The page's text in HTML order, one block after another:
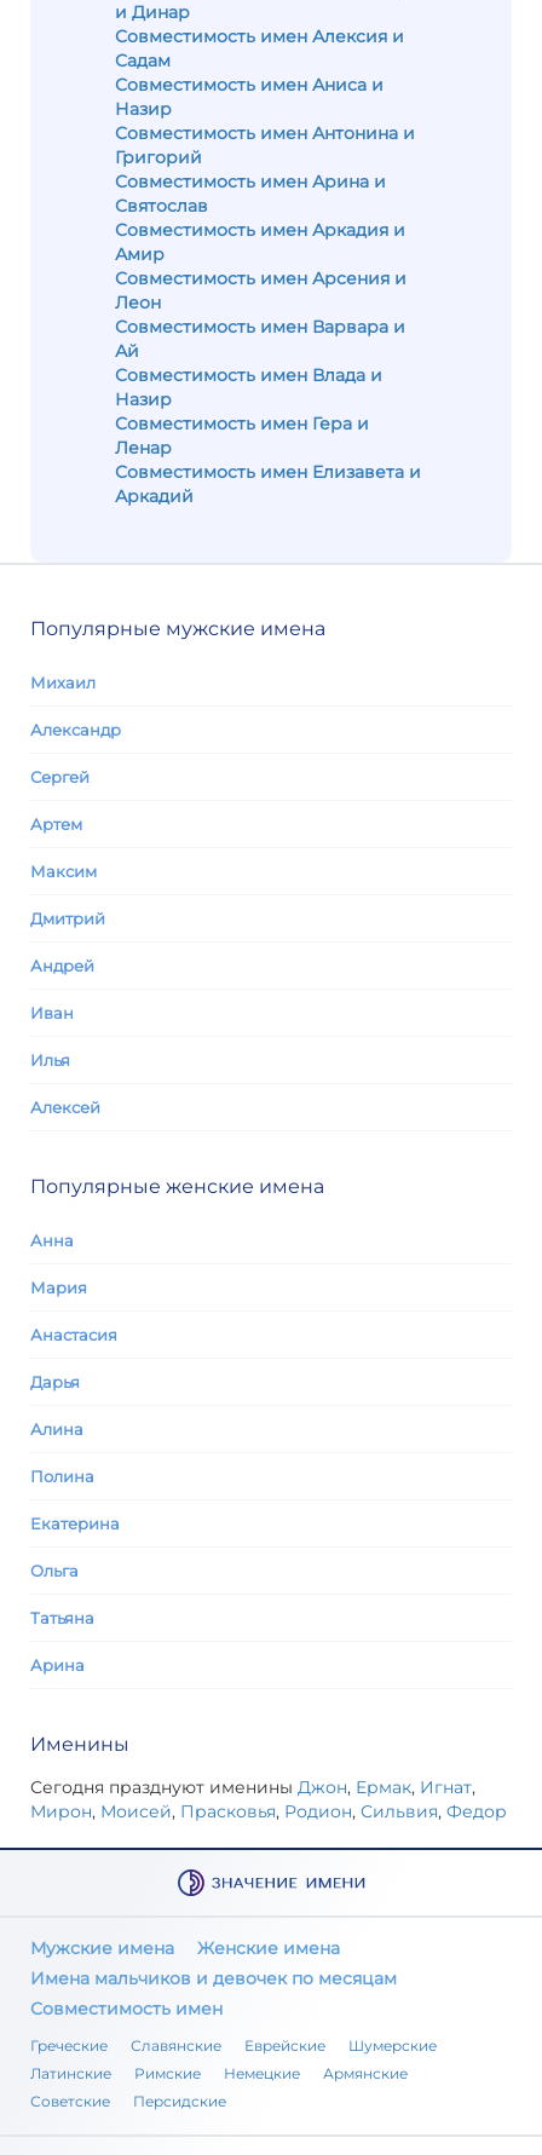
и Динар
Совместимость имен Алексия и
Садам
Совместимость имен Аниса и
Назир
Совместимость имен Антонина и
Григорий
Совместимость имен Арина и
Святослав
Совместимость имен Аркадия и
Амир
Совместимость имен Арсения и
Леон
Совместимость имен Варвара и
Ай
Совместимость имен Влада и
Назир
Совместимость имен Гера и
Ленар
Совместимость имен Елизавета и
Аркадий
Популярные мужские имена
Михаил
Александр
Сергей
Артем
Максим
Дмитрий
Андрей
Иван
Илья
Алексей
Популярные женские имена
Анна
Мария
Анастасия
Дарья
Алина
Полина
Екатерина
Ольга
Татьяна
Арина
Именины
Сегодня празднуют именины Джон, Ермак, Игнат,
Мирон, Моисей, Прасковья, Родион, Сильвия, Федор
Мужские имена
Женские имена
Имена мальчиков и девочек по месяцам
Совместимость имен
Греческие Славянские Еврейские
Шумерские
Латинские
Римские Немецкие
Армянские
Советские
Персидские